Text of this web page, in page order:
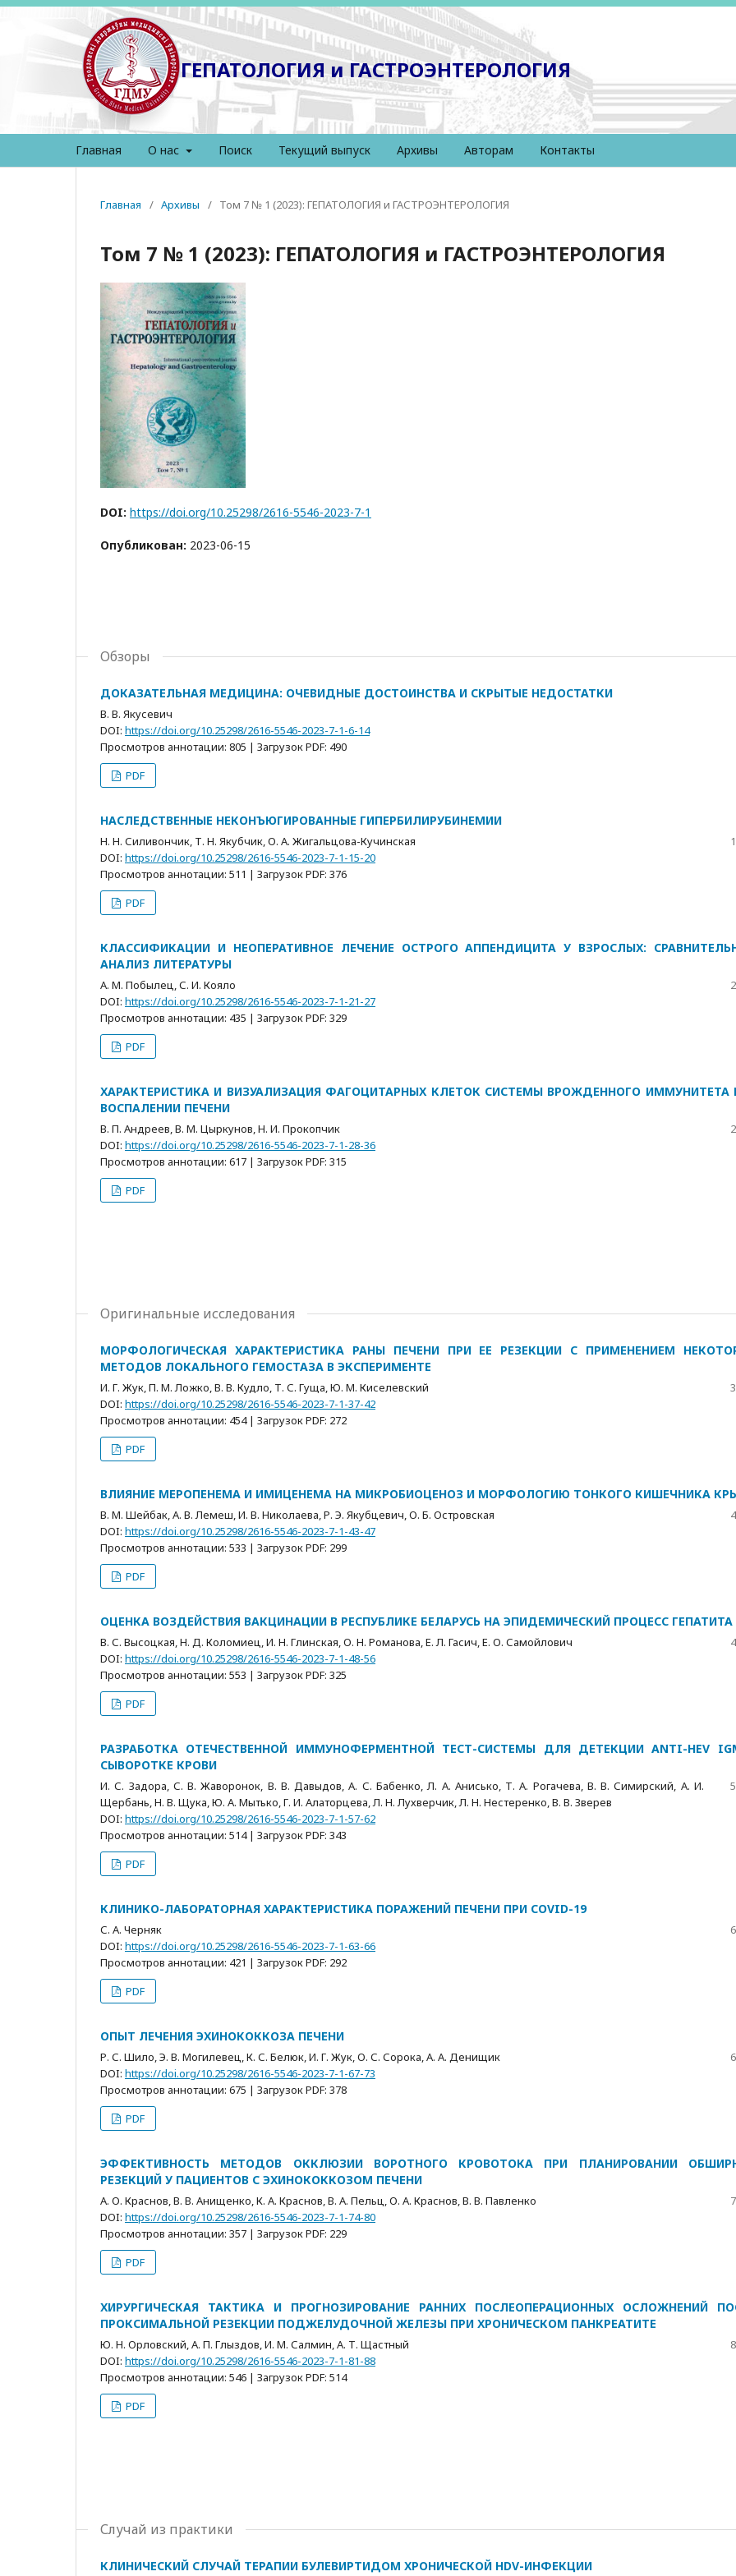
ГЕПАТОЛОГИЯ и ГАСТРОЭНТЕРОЛОГИЯ
Главная О нас Поиск Текущий выпуск Архивы Авторам Контакты
Главная / Архивы / Том 7 № 1 (2023): ГЕПАТОЛОГИЯ и ГАСТРОЭНТЕРОЛОГИЯ
Том 7 № 1 (2023): ГЕПАТОЛОГИЯ и ГАСТРОЭНТЕРОЛОГИЯ
DOI: https://doi.org/10.25298/2616-5546-2023-7-1
Опубликован: 2023-06-15
Обзоры
ДОКАЗАТЕЛЬНАЯ МЕДИЦИНА: ОЧЕВИДНЫЕ ДОСТОИНСТВА И СКРЫТЫЕ НЕДОСТАТКИ
В. В. Якусевич
DOI: https://doi.org/10.25298/2616-5546-2023-7-1-6-14
Просмотров аннотации: 805 | Загрузок PDF: 490
PDF
НАСЛЕДСТВЕННЫЕ НЕКОНЪЮГИРОВАННЫЕ ГИПЕРБИЛИРУБИНЕМИИ
Н. Н. Силивончик, Т. Н. Якубчик, О. А. Жигальцова-Кучинская
DOI: https://doi.org/10.25298/2616-5546-2023-7-1-15-20
Просмотров аннотации: 511 | Загрузок PDF: 376
PDF
КЛАССИФИКАЦИИ И НЕОПЕРАТИВНОЕ ЛЕЧЕНИЕ ОСТРОГО АППЕНДИЦИТА У ВЗРОСЛЫХ:
АНАЛИЗ ЛИТЕРАТУРЫ
А. М. Побылец, С. И. Кояло
DOI: https://doi.org/10.25298/2616-5546-2023-7-1-21-27
Просмотров аннотации: 435 | Загрузок PDF: 329
PDF
ХАРАКТЕРИСТИКА И ВИЗУАЛИЗАЦИЯ ФАГОЦИТАРНЫХ КЛЕТОК СИСТЕМЫ ВРОЖДЕННОГО ИММУНИТЕТА
ВОСПАЛЕНИИ ПЕЧЕНИ
В. П. Андреев, В. М. Цыркунов, Н. И. Прокопчик
DOI: https://doi.org/10.25298/2616-5546-2023-7-1-28-36
Просмотров аннотации: 617 | Загрузок PDF: 315
PDF
Оригинальные исследования
МОРФОЛОГИЧЕСКАЯ ХАРАКТЕРИСТИКА РАНЫ ПЕЧЕНИ ПРИ ЕЕ РЕЗЕКЦИИ С ПРИМЕНЕНИЕМ
МЕТОДОВ ЛОКАЛЬНОГО ГЕМОСТАЗА В ЭКСПЕРИМЕНТЕ
И. Г. Жук, П. М. Ложко, В. В. Кудло, Т. С. Гуща, Ю. М. Киселевский
DOI: https://doi.org/10.25298/2616-5546-2023-7-1-37-42
Просмотров аннотации: 454 | Загрузок PDF: 272
PDF
ВЛИЯНИЕ МЕРОПЕНЕМА И ИМИЦЕНЕМА НА МИКРОБИОЦЕНОЗ И МОРФОЛОГИЮ ТОНКОГО КИШЕЧНИКА
В. М. Шейбак, А. В. Лемеш, И. В. Николаева, Р. Э. Якубцевич, О. Б. Островская
DOI: https://doi.org/10.25298/2616-5546-2023-7-1-43-47
Просмотров аннотации: 533 | Загрузок PDF: 299
PDF
ОЦЕНКА ВОЗДЕЙСТВИЯ ВАКЦИНАЦИИ В РЕСПУБЛИКЕ БЕЛАРУСЬ НА ЭПИДЕМИЧЕСКИЙ ПРОЦЕСС ГЕПАТИТА
В. С. Высоцкая, Н. Д. Коломиец, И. Н. Глинская, О. Н. Романова, Е. Л. Гасич, Е. О. Самойлович
DOI: https://doi.org/10.25298/2616-5546-2023-7-1-48-56
Просмотров аннотации: 553 | Загрузок PDF: 325
PDF
РАЗРАБОТКА ОТЕЧЕСТВЕННОЙ ИММУНОФЕРМЕНТНОЙ ТЕСТ-СИСТЕМЫ ДЛЯ ДЕТЕКЦИИ ANTI-HEV
СЫВОРОТКЕ КРОВИ
И. С. Задора, С. В. Жаворонок, В. В. Давыдов, А. С. Бабенко, Л. А. Анисько, Т. А. Рогачева, В. В. Симирский, А. И.
Щербань, Н. В. Щука, Ю. А. Мытько, Г. И. Алаторцева, Л. Н. Лухверчик, Л. Н. Нестеренко, В. В. Зверев
DOI: https://doi.org/10.25298/2616-5546-2023-7-1-57-62
Просмотров аннотации: 514 | Загрузок PDF: 343
PDF
КЛИНИКО-ЛАБОРАТОРНАЯ ХАРАКТЕРИСТИКА ПОРАЖЕНИЙ ПЕЧЕНИ ПРИ COVID-19
С. А. Черняк
DOI: https://doi.org/10.25298/2616-5546-2023-7-1-63-66
Просмотров аннотации: 421 | Загрузок PDF: 292
PDF
ОПЫТ ЛЕЧЕНИЯ ЭХИНОКОККОЗА ПЕЧЕНИ
Р. С. Шило, Э. В. Могилевец, К. С. Белюк, И. Г. Жук, О. С. Сорока, А. А. Денищик
DOI: https://doi.org/10.25298/2616-5546-2023-7-1-67-73
Просмотров аннотации: 675 | Загрузок PDF: 378
PDF
ЭФФЕКТИВНОСТЬ МЕТОДОВ ОККЛЮЗИИ ВОРОТНОГО КРОВОТОКА ПРИ ПЛАНИРОВАНИИ
РЕЗЕКЦИЙ У ПАЦИЕНТОВ С ЭХИНОКОККОЗОМ ПЕЧЕНИ
А. О. Краснов, В. В. Анищенко, К. А. Краснов, В. А. Пельц, О. А. Краснов, В. В. Павленко
DOI: https://doi.org/10.25298/2616-5546-2023-7-1-74-80
Просмотров аннотации: 357 | Загрузок PDF: 229
PDF
ХИРУРГИЧЕСКАЯ ТАКТИКА И ПРОГНОЗИРОВАНИЕ РАННИХ ПОСЛЕОПЕРАЦИОННЫХ ОСЛОЖНЕНИЙ
ПРОКСИМАЛЬНОЙ РЕЗЕКЦИИ ПОДЖЕЛУДОЧНОЙ ЖЕЛЕЗЫ ПРИ ХРОНИЧЕСКОМ ПАНКРЕАТИТЕ
Ю. Н. Орловский, А. П. Глыздов, И. М. Салмин, А. Т. Щастный
DOI: https://doi.org/10.25298/2616-5546-2023-7-1-81-88
Просмотров аннотации: 546 | Загрузок PDF: 514
PDF
Случай из практики
КЛИНИЧЕСКИЙ СЛУЧАЙ ТЕРАПИИ БУЛЕВИРТИДОМ ХРОНИЧЕСКОЙ HDV-ИНФЕКЦИИ